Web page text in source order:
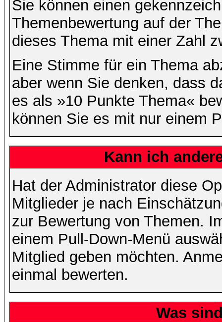
Sie können einen
Themenbewertung auf der
dieses Thema mit einer Zahl
Eine Stimme für ein Thema
aber wenn Sie denken, dass
es als »10 Punkte Thema«
können Sie es mit nur einem
Kann ich
Hat der Administrator diese
Mitglieder je nach
zur Bewertung von Themen.
einem Pull-Down-Menü
Mitglied geben möchten.
einmal bewerten.
Was